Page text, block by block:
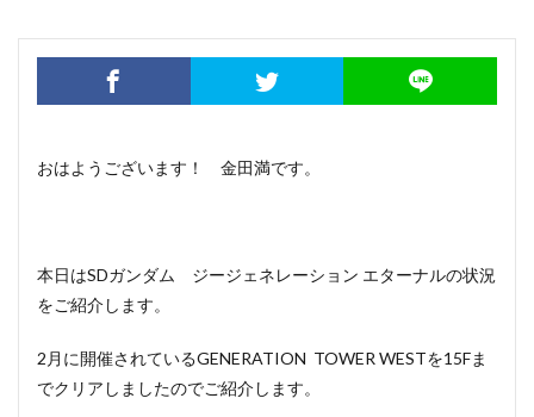
おはようございます！ 金田満です。
本日はSDガンダム ジージェネレーション エターナルの状況
をご紹介します。
2月に開催されているGENERATION TOWER WESTを15Fま
でクリアしましたのでご紹介します。